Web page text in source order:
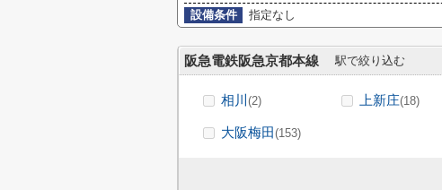
設備条件
指定なし
阪急電鉄阪急京都本線 駅で絞り込む
相川 (2) 上新庄(18)
大阪梅田(153)